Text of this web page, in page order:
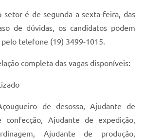
setor é de segunda a sexta-feira, das
de dúvidas, os candidatos podem
telefone (19) 3499-1015.
completa das vagas disponíveis:
de desossa, Ajudante de
confecção, Ajudante de expedição,
Ajudante de produção,